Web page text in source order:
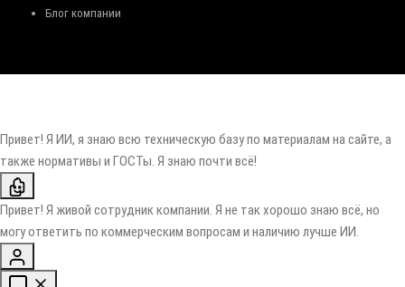
Блог компании
Привет! Я ИИ, я знаю всю техническую базу по материалам на сайте, а
также нормативы и ГОСТы. Я знаю почти всё!
Привет! Я живой сотрудник компании. Я не так хорошо знаю всё, но
могу ответить по коммерческим вопросам и наличию лучше ИИ.